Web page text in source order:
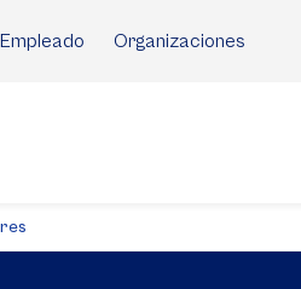
Empleado Organizaciones